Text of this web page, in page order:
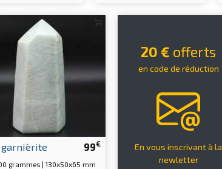
99€
garnièrite
grammes | 130x50x65 mm
20 € offerts
en code de réduction
En vous inscrivant à la
newletter